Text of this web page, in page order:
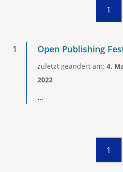
1
Open Publishing
zuletzt geändert am: 4.
2022
...
1